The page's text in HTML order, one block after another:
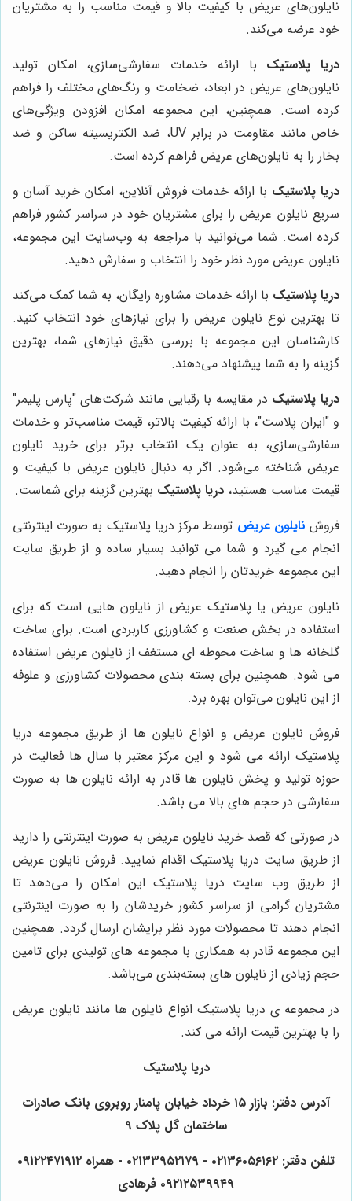
نایلون‌های عریض با کیفیت بالا و قیمت مناسب را به مشتریان
خود عرضه می‌کند.
دریا پلاستیک با ارائه خدمات سفارشی‌سازی، امکان تولید
نایلون‌های عریض در ابعاد، ضخامت و رنگ‌های مختلف را فراهم
کرده است. همچنین، این مجموعه امکان افزودن ویژگی‌های
خاص مانند مقاومت در برابر UV، ضد الکتریسیته ساکن و ضد
بخار را به نایلون‌های عریض فراهم کرده است.
دریا پلاستیک با ارائه خدمات فروش آنلاین، امکان خرید آسان و
سریع نایلون عریض را برای مشتریان خود در سراسر کشور فراهم
کرده است. شما می‌توانید با مراجعه به وب‌سایت این مجموعه،
نایلون عریض مورد نظر خود را انتخاب و سفارش دهید.
دریا پلاستیک با ارائه خدمات مشاوره رایگان، به شما کمک می‌کند
تا بهترین نوع نایلون عریض را برای نیازهای خود انتخاب کنید.
کارشناسان این مجموعه با بررسی دقیق نیازهای شما، بهترین
گزینه را به شما پیشنهاد می‌دهند.
دریا پلاستیک در مقایسه با رقبایی مانند شرکت‌های "پارس پلیمر"
و "ایران پلاست"، با ارائه کیفیت بالاتر، قیمت مناسب‌تر و خدمات
سفارشی‌سازی، به عنوان یک انتخاب برتر برای خرید نایلون
عریض شناخته می‌شود. اگر به دنبال نایلون عریض با کیفیت و
قیمت مناسب هستید، دریا پلاستیک بهترین گزینه برای شماست.
فروش نایلون عریض توسط مرکز دریا پلاستیک به صورت اینترنتی
انجام می‌ گیرد و شما می‌ توانید بسیار ساده و از طریق سایت
این مجموعه خریدتان را انجام دهید.
نایلون عریض یا پلاستیک عریض از نایلون‌ هایی است که برای
استفاده در بخش صنعت و کشاورزی کاربردی است. برای ساخت
گلخانه‌ ها و ساخت محوطه‌ ای مستغف از نایلون عریض استفاده
می‌ شود. همچنین برای بسته‌ بندی محصولات کشاورزی و علوفه
از این نایلون می‌توان بهره برد.
فروش نایلون عریضو انواع نایلون‌ ها از طریق مجموعه دریا
پلاستیک ارائه می‌ شود و این مرکز معتبر با سال‌ ها فعالیت در
حوزه تولید و پخش نایلون‌ ها قادر به ارائه نایلون‌ ها به صورت
سفارشی در حجم‌ های بالا می‌ باشد.
در صورتی که قصد خرید نایلون عریض به صورت اینترنتی را دارید
از طریق سایت دریا پلاستیک اقدام نمایید. فروش نایلون عریض
از طریق وب سایت دریا پلاستیک این امکان را می‌دهد تا
مشتریان گرامی از سراسر کشور خریدشان را به صورت اینترنتی
انجام دهند تا محصولات مورد نظر برایشان ارسال گردد. همچنین
این مجموعه قادر به همکاری با مجموعه‌ های تولیدی برای تامین
حجم زیادی از نایلون‌ های بسته‌بندی می‌باشد.
در مجموعه ی دریا پلاستیک انواع نایلون ها مانند نایلون عریض
را با بهترین قیمت ارائه می کند.
دریا پلاستیک
آدرس دفتر: بازار ۱۵ خرداد خیابان پامنار روبروی بانک صادرات
ساختمان گل پلاک ۹
تلفن دفتر: ۰۲۱۳۶۰۵۶۱۶۲ - ۰۲۱۳۳۹۵۲۱۷۹ - همراه ۰۹۱۲۲۴۷۱۹۱۲
۰۹۲۱۲۵۳۹۹۴۹ فرهادی